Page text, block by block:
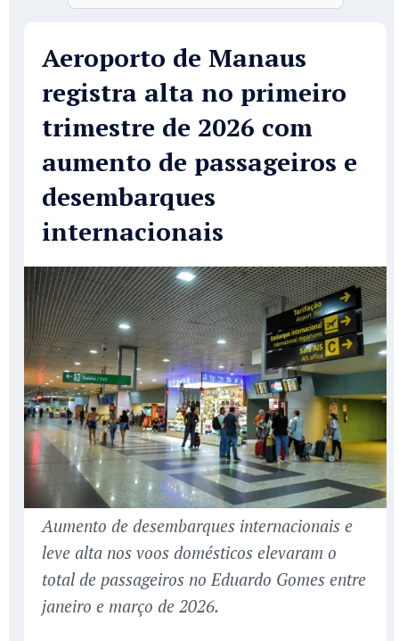
Aeroporto de Manaus
registra alta no primeiro
trimestre de 2026 com
aumento de passageiros e
desembarques
internacionais
Aumento de desembarques internacionais e
leve alta nos voos domésticos elevaram o
total de passageiros no Eduardo Gomes entre
janeiro e março de 2026.